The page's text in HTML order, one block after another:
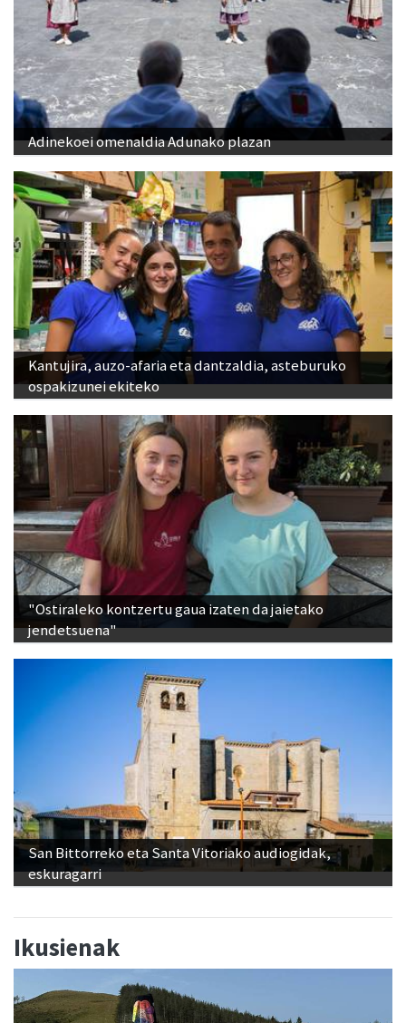
Adinekoei omenaldia Adunako plazan
Kantujira, auzo-afaria eta dantzaldia, asteburuko
ospakizunei ekiteko
"Ostiraleko kontzertu gaua izaten da jaietako
jendetsuena"
San Bittorreko eta Santa Vitoriako audiogidak,
eskuragarri